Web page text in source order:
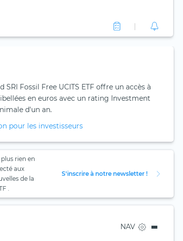
Fossil Free UCITS ETF offre un accès à
en euros avec un rating Investment
d'un an.
pour les investisseurs
rien en
aux
de la
.
S'inscrire à notre newsletter !
NAV